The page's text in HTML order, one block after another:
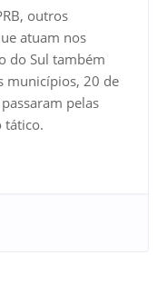
outros
atuam nos
do Sul também
municípios, 20 de
pelas
tático.